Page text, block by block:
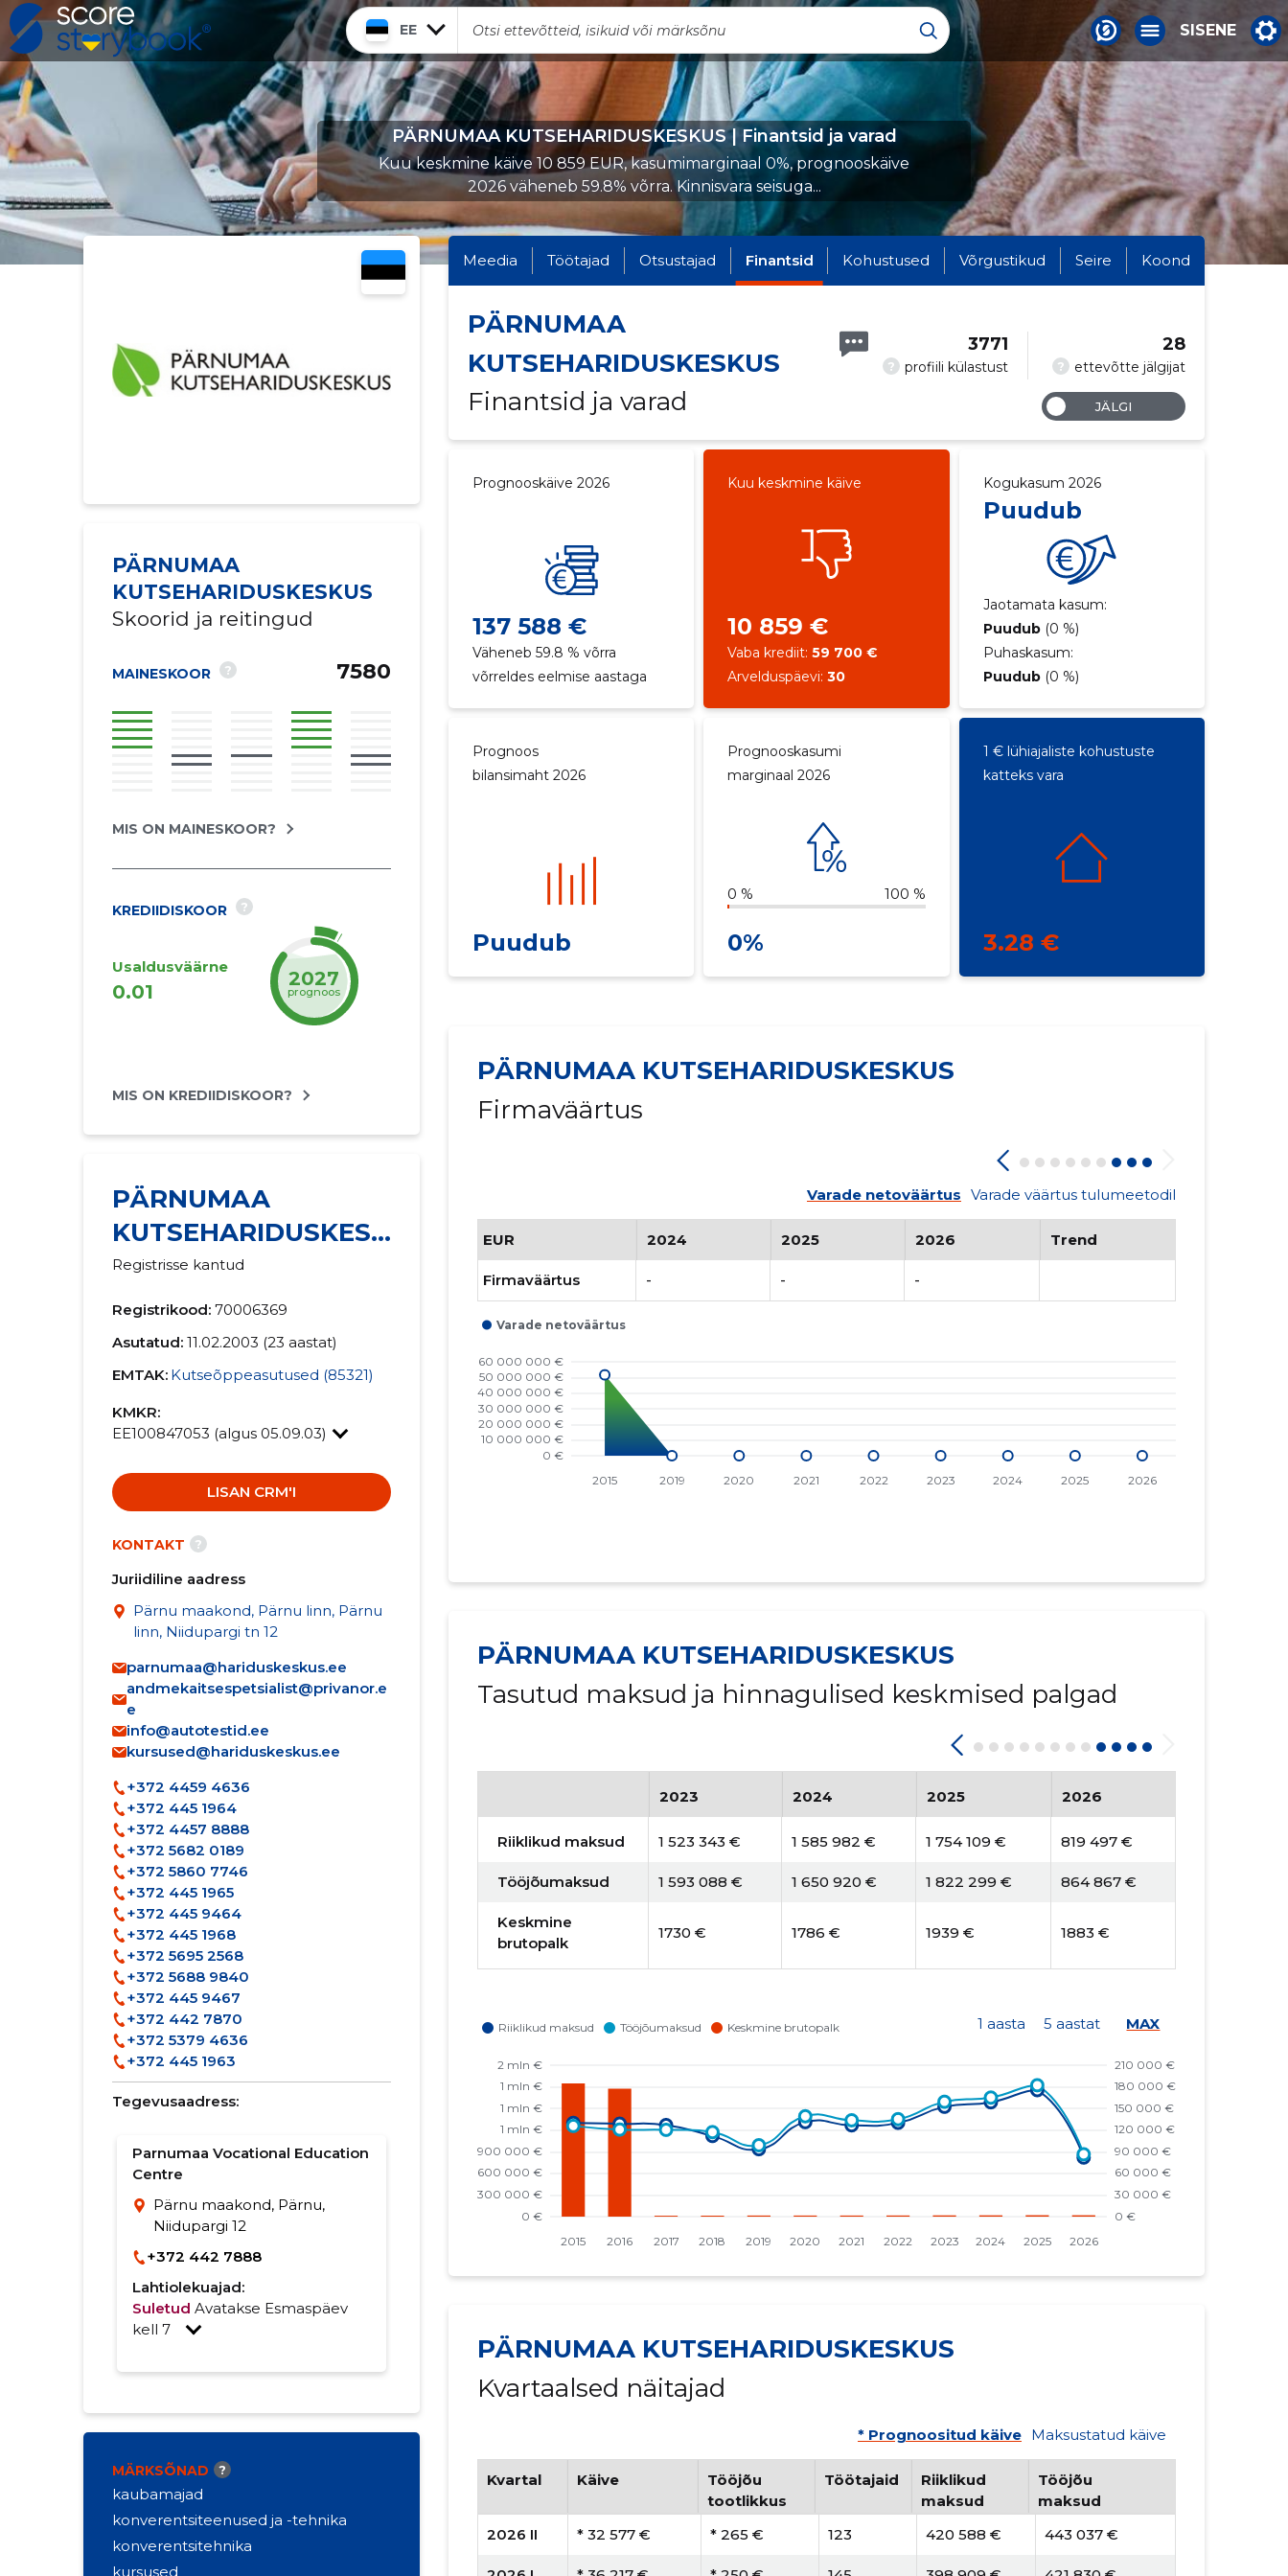
EE SISENE
PÄRNUMAA KUTSEHARIDUSKESKUS | Finantsid ja varad
Kuu keskmine käive 10 859 EUR, kasumimarginaal 0%, prognooskäive
2026 väheneb 59.8% võrra. Kinnisvara seisuga...
PÄRNUMAA
KUTSEHARIDUSKESKUS
Skoorid ja reitingud
MAINESKOOR ? 7580
MIS ON MAINESKOOR?
KREDIIDISKOOR ?
Usaldusväärne
0.01
2027
prognoos
MIS ON KREDIIDISKOOR?
PÄRNUMAA
KUTSEHARIDUSKESK
US
Registrisse kantud
Registrikood: 70006369
Asutatud: 11.02.2003 (23 aastat)
EMTAK: Kutseõppeasutused (85321)
KMKR:
EE100847053 (algus 05.09.03)
LISAN CRM'I
KONTAKT ?
Juriidiline aadress
Pärnu maakond, Pärnu linn, Pärnu
linn, Niidupargi tn 12
parnumaa@hariduskeskus.ee
andmekaitsespetsialist@privanor.e
e
info@autotestid.ee
kursused@hariduskeskus.ee
+372 4459 4636
+372 445 1964
+372 4457 8888
+372 5682 0189
+372 5860 7746
+372 445 1965
+372 445 9464
+372 445 1968
+372 5695 2568
+372 5688 9840
+372 445 9467
+372 442 7870
+372 5379 4636
+372 445 1963
Tegevusaadress:
Parnumaa Vocational Education
Centre
Pärnu maakond, Pärnu,
Niidupargi 12
+372 442 7888
Lahtiolekuajad:
Suletud Avatakse Esmaspäev
kell 7
MÄRKSÕNAD ?
kaubamajad
konverentsiteenused ja -tehnika
konverentsitehnika
kursused
Meedia Töötajad Otsustajad Finantsid Kohustused Võrgustikud Seire Koond
PÄRNUMAA
KUTSEHARIDUSKESKUS
Finantsid ja varad
? profiili külastust
3771
? ettevõtte jälgijat
28
JÄLGI
Prognooskäive 2026
137 588 €
Väheneb 59.8 % võrra
võrreldes eelmise aastaga
Kuu keskmine käive
10 859 €
Vaba krediit:59 700 €
Arvelduspäevi:30
Kogukasum 2026
Puudub
Jaotamata kasum:
Puudub(0 %)
Puhaskasum:
Puudub(0 %)
Prognoos
bilansimaht 2026
Puudub
Prognooskasumi
marginaal 2026
0 % 100 %
0%
1 € lühiajaliste kohustuste
katteks vara
3.28 €
PÄRNUMAA KUTSEHARIDUSKESKUS
Firmaväärtus
Varade netoväärtus Varade väärtus tulumeetodil
EUR 2024 2025 2026 Trend
Firmaväärtus - - -
PÄRNUMAA KUTSEHARIDUSKESKUS
Tasutud maksud ja hinnagulised keskmised palgad
2023 2024 2025 2026
Riiklikud maksud 1 523 343 € 1 585 982 € 1 754 109 € 819 497 €
Tööjõumaksud 1 593 088 € 1 650 920 € 1 822 299 € 864 867 €
Keskmine
brutopalk
1730 € 1786 € 1939 € 1883 €
1 aasta 5 aastat MAX
PÄRNUMAA KUTSEHARIDUSKESKUS
Kvartaalsed näitajad
* Prognoositud käive Maksustatud käive
Kvartal Käive
Tööjõu
tootlikkus
Töötajaid
Riiklikud
maksud
Tööjõu
maksud
2026 II
* 32 577 € * 265 € 123 420 588 € 443 037 €